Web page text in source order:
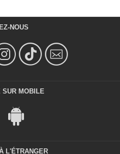
NOUS
SUR MOBILE
L'ÉTRANGER